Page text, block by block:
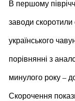
В першому
заводи
українського
порівнянні з
минулого року –
Скорочення